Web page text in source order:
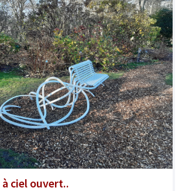
ciel ouvert..